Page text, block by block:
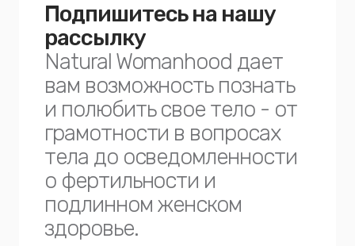
Подпишитесь на нашу
рассылку
Natural Womanhood дает
вам возможность познать
и полюбить свое тело - от
грамотности в вопросах
тела до осведомленности
о фертильности и
подлинном женском
здоровье.